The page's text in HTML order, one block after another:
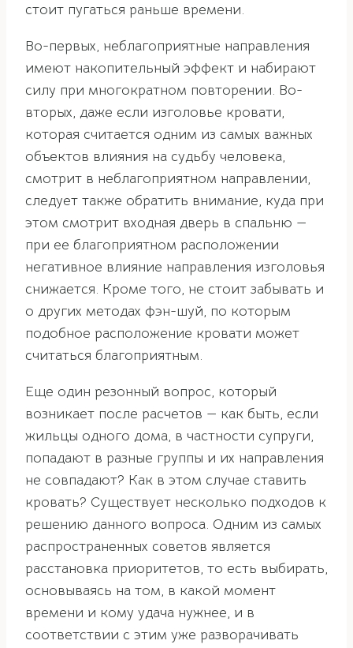
стоит пугаться раньше времени.
Во-первых, неблагоприятные направления
имеют накопительный эффект и набирают
силу при многократном повторении. Во-
вторых, даже если изголовье кровати,
которая считается одним из самых важных
объектов влияния на судьбу человека,
смотрит в неблагоприятном направлении,
следует также обратить внимание, куда при
этом смотрит входная дверь в спальню —
при ее благоприятном расположении
негативное влияние направления изголовья
снижается. Кроме того, не стоит забывать и
о других методах фэн-шуй, по которым
подобное расположение кровати может
считаться благоприятным.
Еще один резонный вопрос, который
возникает после расчетов — как быть, если
жильцы одного дома, в частности супруги,
попадают в разные группы и их направления
не совпадают? Как в этом случае ставить
кровать? Существует несколько подходов к
решению данного вопроса. Одним из самых
распространенных советов является
расстановка приоритетов, то есть выбирать,
основываясь на том, в какой момент
времени и кому удача нужнее, и в
соответствии с этим уже разворачивать